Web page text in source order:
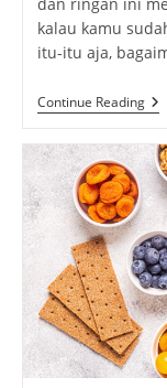
kalau kamu
itu-itu aja,
Continue Reading